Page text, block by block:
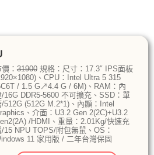
： 31900規格：尺寸：17.3″ IPS面板
、CPU：Intel Ultra 5 315
/ 1.5 G↗4.4 G / 6M)、RAM：內
/16G DDR5-5600 不可擴充、SSD：單
/512G (512G M.2*1)、內顯：Intel
、介面：U3.2 Gen 2(2C)+U3.2
/HDMI、重量：2.01Kg/快速充
/15 NPU TOPS/附包無鼠、OS：
11 家用版 / 二年台灣保固